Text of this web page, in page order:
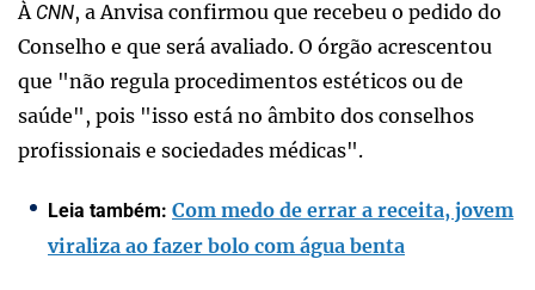
À CNN, a Anvisa confirmou que recebeu o pedido do
Conselho e que será avaliado. O órgão acrescentou
que "não regula procedimentos estéticos ou de
saúde", pois "isso está no âmbito dos conselhos
profissionais e sociedades médicas".
Leia também: Com medo de errar a receita, jovem
viraliza ao fazer bolo com água benta